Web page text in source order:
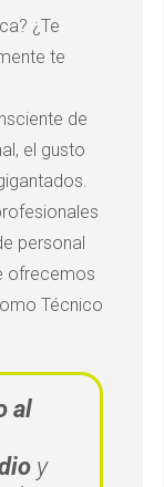
¿Te
te
de
el gusto
personal
ofrecemos
Técnico
al
y